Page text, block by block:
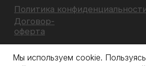
Мы используем cookie. Пользуясь